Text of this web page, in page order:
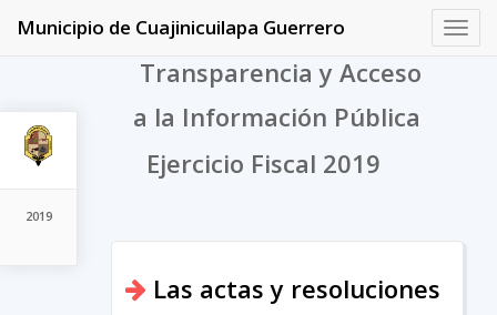
2019
Municipio de Cuajinicuilapa Guerrero
Transparencia y Acceso
a la Información Pública
Ejercicio Fiscal 2019
Las actas y resoluciones